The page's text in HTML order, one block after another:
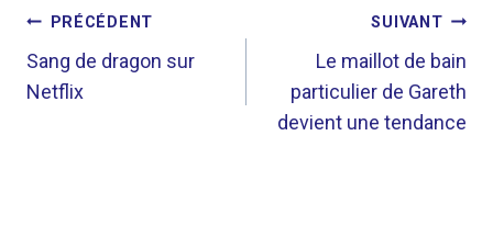
NAVIGATION
DE
L’ARTICLE
PRÉCÉDENT
Sang de dragon sur
Netflix
SUIVANT
Le maillot de bain
particulier de Gareth
devient une tendance